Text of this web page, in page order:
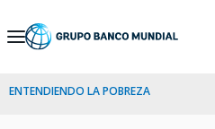
Skip
Navigation
ENTENDIENDO LA POBREZA